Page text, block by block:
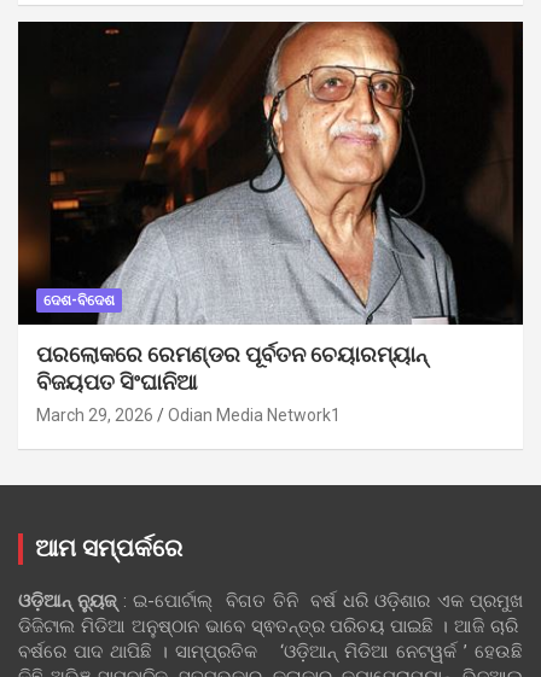
ଦେଶ-ବିଦେଶ
ପରଲୋକରେ ରେମଣ୍ଡର ପୂର୍ବତନ ଚେୟାରମ୍ୟାନ୍
ବିଜୟପତ ସିଂଘାନିଆ
March 29, 2026 Odian Media Network1
ଆମ ସମ୍ପର୍କରେ
ଓଡ଼ିଆନ୍‍ ନ୍ୟୁଜ୍‍: ଇ-ପୋର୍ଟାଲ୍ ବିଗତ ତିନି ବର୍ଷ ଧରି ଓଡ଼ିଶାର ଏକ ପ୍ରମୁଖ
ଡିଜିଟାଲ ମିଡିଆ ଅନୁଷ୍ଠାନ ଭାବେ ସ୍ଵତନ୍ତ୍ର ପରିଚୟ ପାଇଛି । ଆଜି ଚାରି
ବର୍ଷରେ ପାଦ ଥାପିଛି । ସାମ୍ପ୍ରତିକ ‘ଓଡ଼ିଆନ୍‍ ମିଡିଆ ନେଟୱର୍କ ’ ହେଉଛି